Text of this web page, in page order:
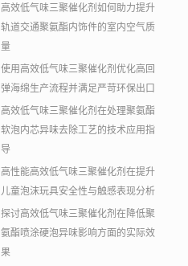
高效低气味三聚催化剂如何助力提升
轨道交通聚氨酯内饰件的室内空气质
量
使用高效低气味三聚催化剂优化高回
弹海绵生产流程并满足严苛环保出口
高效低气味三聚催化剂在处理聚氨酯
软泡内芯异味去除工艺的技术应用指
导
高性能高效低气味三聚催化剂在提升
儿童泡沫玩具安全性与触感表现分析
探讨高效低气味三聚催化剂在降低聚
氨酯喷涂硬泡异味影响方面的实际效
果